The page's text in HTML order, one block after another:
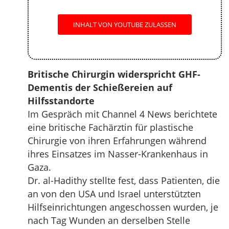
INHALT VON YOUTUBE ZULASSEN
Britische Chirurgin widerspricht GHF-
Dementis der Schießereien auf
Hilfsstandorte
Im Gespräch mit Channel 4 News berichtete
eine britische Fachärztin für plastische
Chirurgie von ihren Erfahrungen während
ihres Einsatzes im Nasser-Krankenhaus in
Gaza.
Dr. al-Hadithy stellte fest, dass Patienten, die
an von den USA und Israel unterstützten
Hilfseinrichtungen angeschossen wurden, je
nach Tag Wunden an derselben Stelle